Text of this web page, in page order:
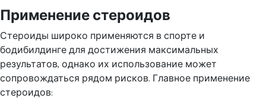
Применение стероидов
Стероиды широко применяются в спорте и
бодибилдинге для достижения максимальных
результатов, однако их использование может
сопровождаться рядом рисков. Главное применение
стероидов: